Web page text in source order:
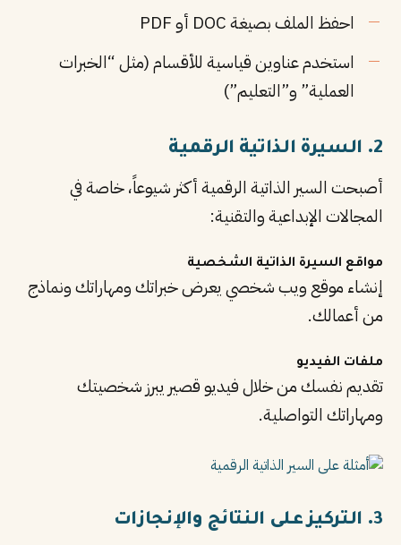
احفظ الملف بصيغة DOC أو PDF
استخدم عناوين قياسية للأقسام (مثل “الخبرات
العملية” و”التعليم”)
2. السيرة الذاتية الرقمية
أصبحت السير الذاتية الرقمية أكثر شيوعاً، خاصة في
المجالات الإبداعية والتقنية:
مواقع السيرة الذاتية الشخصية
إنشاء موقع ويب شخصي يعرض خبراتك ومهاراتك ونماذج
من أعمالك.
ملفات الفيديو
تقديم نفسك من خلال فيديو قصير يبرز شخصيتك
ومهاراتك التواصلية.
3. التركيز على النتائج والإنجازات